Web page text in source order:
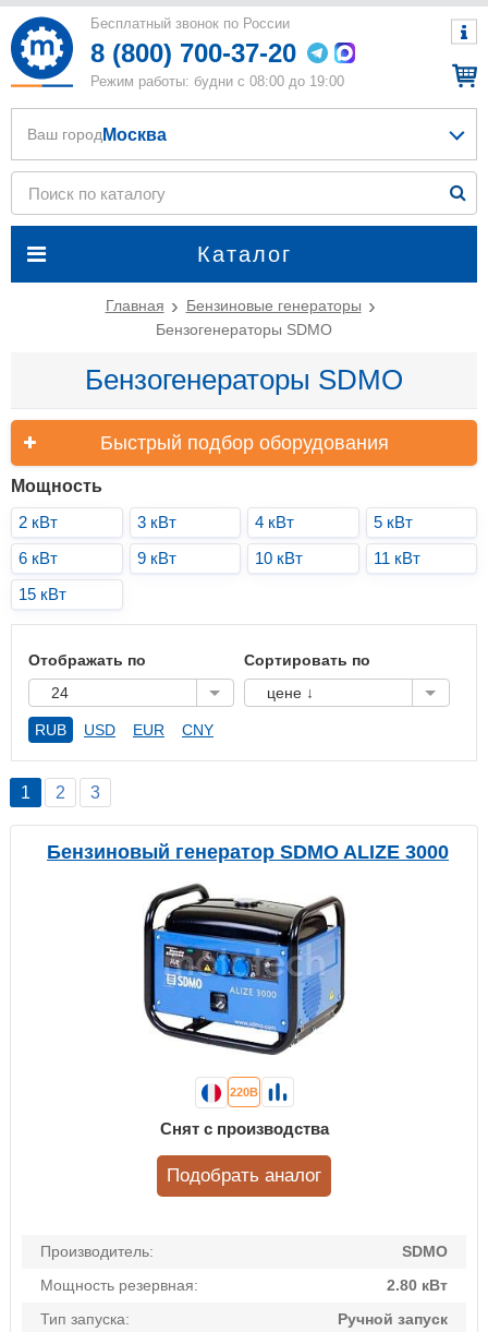
Бесплатный звонок по России
8 (800) 700-37-20
Режим работы: будни с 08:00 до 19:00
Каталог
Ваш город Москва
Главная
Бензиновые генераторы
Бензогенераторы SDMO
Бензогенераторы SDMO
Быстрый подбор оборудования
Мощность
2 кВт
3 кВт 4 кВт
5 кВт
6 кВт
9 кВт 10 кВт
11 кВт
15 кВт
Отображать по
24
Сортировать по
цене ↓
RUB USD EUR CNY
1 2 3
Бензиновый генератор SDMO ALIZE 3000
Производитель:
SDMO
Мощность резервная:
2.80 кВт
Тип запуска:
Ручной запуск
220В
Снят с производства
Подобрать аналог